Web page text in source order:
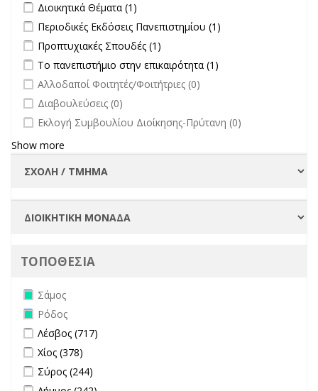
Apply Διοικητικά Θέματα filter
Διοικητικά Θέματα (1)
Apply Περιοδικές Εκδόσεις Πανεπιστημίου filter
Περιοδικές Εκδόσεις Πανεπιστημίου (1)
Apply Προπτυχιακές Σπουδές filter
Προπτυχιακές Σπουδές (1)
Apply Το πανεπιστήμιο στην επικαιρότητα filter
Το πανεπιστήμιο στην επικαιρότητα (1)
undefined
Αλλοδαποί Φοιτητές/Φοιτήτριες (0)
undefined
Διαβουλεύσεις (0)
undefined
Εκλογή Συμβουλίου Διοίκησης-Πρύτανη (0)
Show more
ΤΟΠΟΘΕΣΙΑ
Remove Σάμος filter
Σάμος
Remove Ρόδος filter
Ρόδος
Apply Λέσβος filter
Λέσβος (717)
Apply Χίος filter
Χίος (378)
Apply Σύρος filter
Σύρος (244)
Apply Λήμνος filter